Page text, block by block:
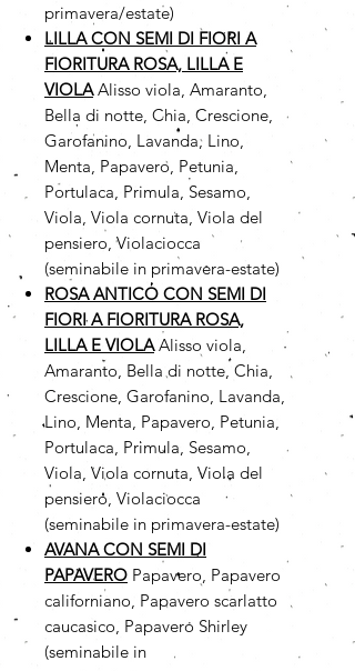
primavera/estate)
LILLA CON SEMI DI FIORI A
FIORITURA ROSA, LILLA E
VIOLAAlisso viola, Amaranto,
Bella di notte, Chia, Crescione,
Garofanino, Lavanda, Lino,
Menta, Papavero, Petunia,
Portulaca, Primula, Sesamo,
Viola, Viola cornuta, Viola del
pensiero, Violaciocca
(seminabile in primavera-estate)
ROSA ANTICO CON SEMI DI
FIORI A FIORITURA ROSA,
LILLA E VIOLAAlisso viola,
Amaranto, Bella di notte, Chia,
Crescione, Garofanino, Lavanda,
Lino, Menta, Papavero, Petunia,
Portulaca, Primula, Sesamo,
Viola, Viola cornuta, Viola del
pensiero, Violaciocca
(seminabile in primavera-estate)
AVANA CON SEMI DI
PAPAVERO Papavero, Papavero
californiano, Papavero scarlatto
caucasico, Papavero Shirley
(seminabile in